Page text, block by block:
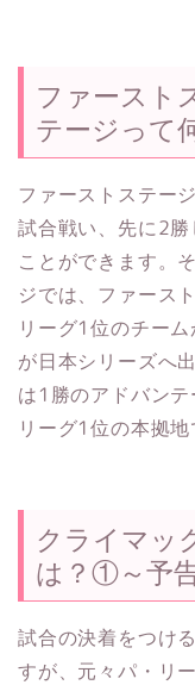
ファースト
テージって
ファーストステー
試合戦い、先に2
ことができます。
ジでは、ファース
リーグ1位のチー
が日本シリーズへ
は1勝のアドバン
リーグ1位の本拠地
クライマッ
は？①～予
試合の決着をつけ
すが、元々パ・リ